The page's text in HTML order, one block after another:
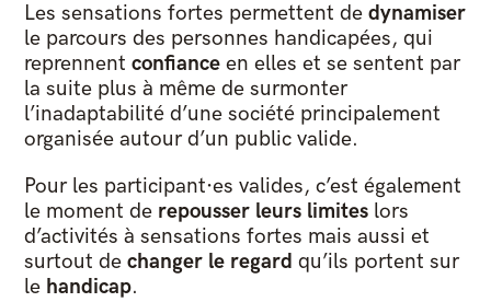
Les sensations fortes permettent dedynamiser
le parcours des personnes handicapées, qui
reprennentconfiance en elles et se sentent par
la suite plus à même de surmonter
l’inadaptabilité d’une société principalement
organisée autour d’un public valide.
Pour les participant·es valides, c’est également
le moment de repousser leurs limites lors
d’activités à sensations fortes mais aussi et
surtout dechanger le regard qu’ils portent sur
le handicap.